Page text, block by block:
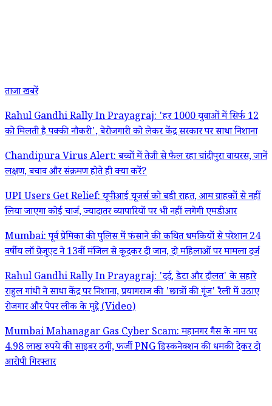
ताजा खबरें
Rahul Gandhi Rally In Prayagraj: 'हर 1000 युवाओं में सिर्फ 12
को मिलती है पक्की नौकरी', बेरोजगारी को लेकर केंद्र सरकार पर साधा निशाना
Chandipura Virus Alert: बच्चों में तेजी से फैल रहा चांदीपुरा वायरस, जानें
लक्षण, बचाव और संक्रमण होते ही क्या करें?
UPI Users Get Relief: यूपीआई यूजर्स को बड़ी राहत, आम ग्राहकों से नहीं
लिया जाएगा कोई चार्ज, ज्यादातर व्यापारियों पर भी नहीं लगेगी एमडीआर
Mumbai: पूर्व प्रेमिका की पुलिस में फंसाने की कथित धमकियों से परेशान 24
वर्षीय लॉ ग्रेजुएट ने 13वीं मंजिल से कूदकर दी जान, दो महिलाओं पर मामला दर्ज
Rahul Gandhi Rally In Prayagraj: 'दर्द, डेटा और दौलत' के सहारे
राहुल गांधी ने साधा केंद्र पर निशाना, प्रयागराज की 'छात्रों की गूंज' रैली में उठाए
रोजगार और पेपर लीक के मुद्दे (Video)
Mumbai Mahanagar Gas Cyber Scam: महानगर गैस के नाम पर
4.98 लाख रुपये की साइबर ठगी, फर्जी PNG डिस्कनेक्शन की धमकी देकर दो
आरोपी गिरफ्तार